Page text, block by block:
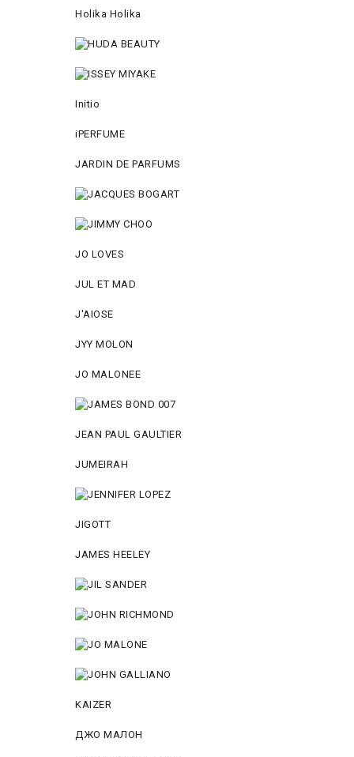
Holika Holika
Initio
iPERFUME
JARDIN DE PARFUMS
JO LOVES
JUL ET MAD
J'AIOSE
JYY МОLON
JO MАLОNEE
JEAN PAUL GAULTIER
JUMEIRAH
JIGOTT
JAMES HEELEY
KAIZER
ДЖО МАЛОН